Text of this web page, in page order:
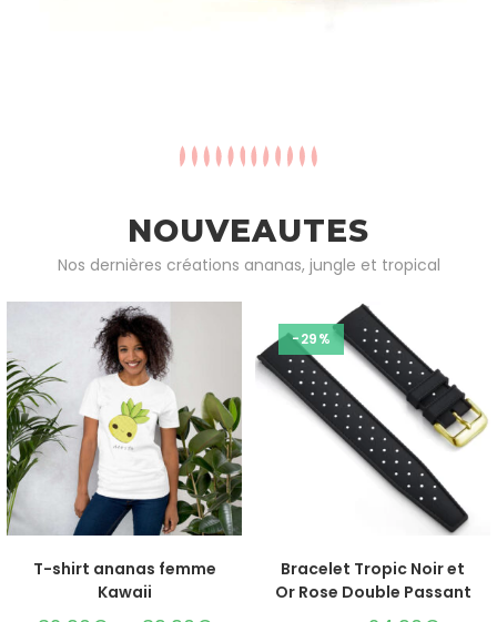
NOUVEAUTES
Nos dernières créations ananas, jungle et tropical
CHOIX DES OPTIONS
T-shirt ananas femme
Kawaii
-29%
CHOIX DES OPTIONS
Bracelet Tropic Noir et
Or Rose Double Passant